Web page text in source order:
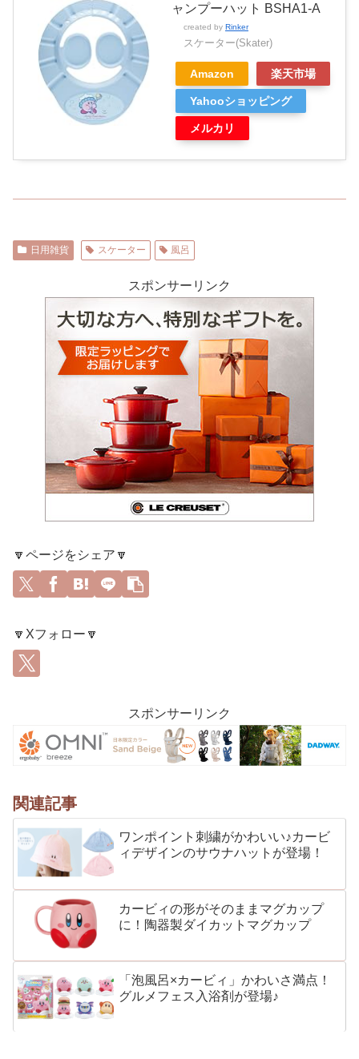
ャンプーハット BSHA1-A
created by Rinker
スケーター(Skater)
Amazon 楽天市場
Yahooショッピング
メルカリ
日用雑貨 スケーター 風呂
スポンサーリンク
🔽ページをシェア🔽
🔽Xフォロー🔽
スポンサーリンク
関連記事
ワンポイント刺繍がかわいい♪カービ
ィデザインのサウナハットが登場！
カービィの形がそのままマグカップ
に！陶器製ダイカットマグカップ
「泡風呂×カービィ」かわいさ満点！
グルメフェス入浴剤が登場♪